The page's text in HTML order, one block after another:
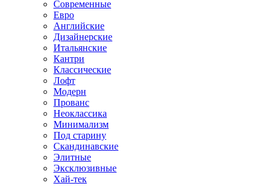
Современные
Евро
Английские
Дизайнерские
Итальянские
Кантри
Классические
Лофт
Модерн
Прованс
Неоклассика
Минимализм
Под старину
Скандинавские
Элитные
Эксклюзивные
Хай-тек